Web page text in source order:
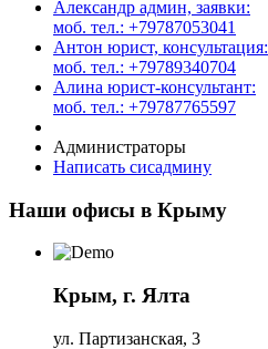
Александр админ, заявки:
моб. тел.: +79787053041
Антон юрист, консультация:
моб. тел.: +79789340704
Алина юрист-консультант:
моб. тел.: +79787765597
Администраторы
Написать сисадмину
Наши офисы в Крыму
Крым, г. Ялта
ул. Партизанская, 3